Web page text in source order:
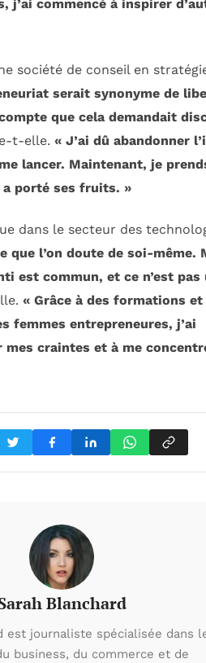
j’ai commencé à inspirer
société de conseil en
serait synonyme de
que cela demandait
t-elle. « J’ai dû abandonner
lancer. Maintenant, je
porté ses fruits. »
dans le secteur des
que l’on doute de soi-même.
est commun, et ce n’est pas
« Grâce à des formations et
femmes entrepreneures, j’ai
mes craintes et à me
Blanchard
est journaliste spécialisée dans
business, du commerce et de